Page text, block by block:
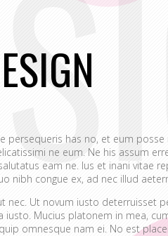
has no, et eum posse
ne eum. Ne his assum
eam ne. Ius et inani vitae
nibh congue ex, ad nec illud
nec. Ut novum iusto deterruisset
Mucius platonem in mea,
omnesque nam ei. No est